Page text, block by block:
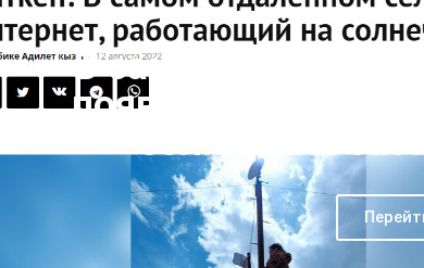
В самом
появился
солнечных